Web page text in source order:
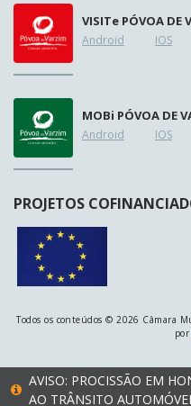
VISITe PÓVOA DE
Android IOS
MOBi PÓVOA DE
Android IOS
PROJETOS
Todos os conteúdos © 2026 Câmara
por
AVISO: PROCISSÃO EM
AO TRÂNSITO